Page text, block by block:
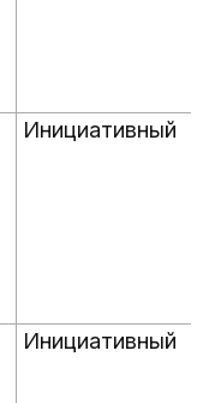
Инициативный
Инициативный